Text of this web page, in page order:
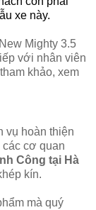
xe này.
Mighty 3.5
với nhân viên
khảo, xem
vụ hoàn thiện
cơ quan
Công tại Hà
kín.
mà quý